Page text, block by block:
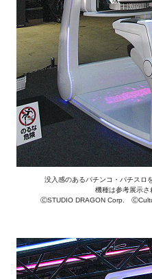
没入感のあるパチンコ・パチスロ
機種は参考展示さ
ⒸSTUDIO DRAGON Corp.